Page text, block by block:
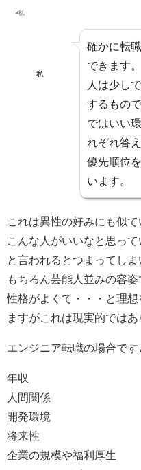
私
確かに転
できます。
人は少し
するもので
ではいい
れぞれ答
優先順位
います。
これは異性の好みにも似て
こんな人がいいなと思って
と言われるとつまってしま
もちろん芸能人並みの容
性格がよくて・・・と理
ますがこれは現実的ではあ
エンジニア転職の場合です
年収
人間関係
開発環境
将来性
企業の規模や福利厚生